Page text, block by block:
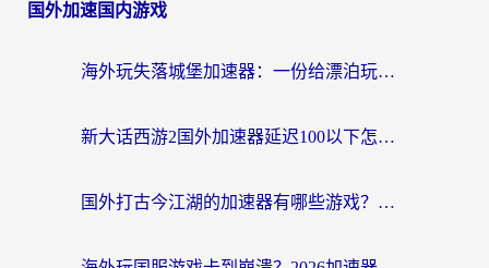
国外加速国内游戏
海外玩失落城堡加速器：一份给漂泊玩家的网络自救指南
新大话西游2国外加速器延迟100以下怎么办？海外党实测有效的低延迟指南
国外打古今江湖的加速器有哪些游戏？一个海外玩家的终极选择指南